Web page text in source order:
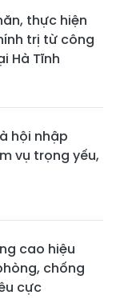
thực hiện
trị từ công
Hà Tĩnh
hội nhập
vụ trọng yếu,
cao hiệu
chống
cực